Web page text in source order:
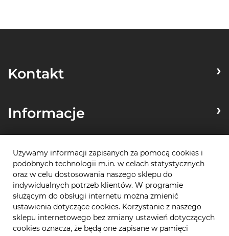
Kontakt
Informacje
Zamówienia
Płatności
Używamy informacji zapisanych za pomocą cookies i
podobnych technologii m.in. w celach statystycznych
oraz w celu dostosowania naszego sklepu do
indywidualnych potrzeb klientów. W programie
służącym do obsługi internetu można zmienić
ustawienia dotyczące cookies. Korzystanie z naszego
sklepu internetowego bez zmiany ustawień dotyczących
cookies oznacza, że będą one zapisane w pamięci